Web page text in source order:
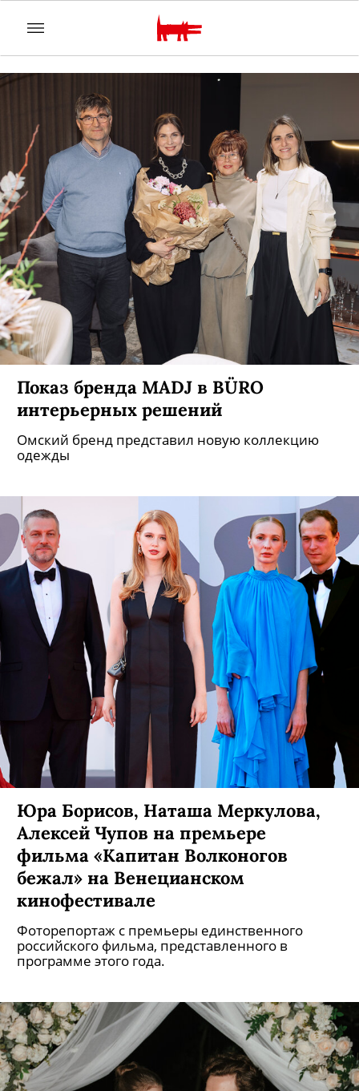
Показ бренда MADJ в BÜRO
интерьерных решений
Омский бренд представил новую коллекцию
одежды
Юра Борисов, Наташа Меркулова,
Алексей Чупов на премьере
фильма «Капитан Волконогов
бежал» на Венецианском
кинофестивале
Фоторепортаж с премьеры единственного
российского фильма, представленного в
программе этого года.